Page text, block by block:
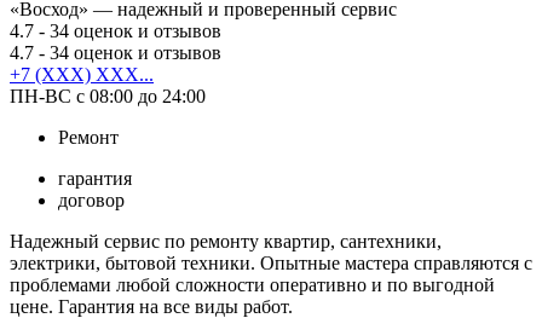
«Восход» — надежный и проверенный сервис
4.7 - 34 оценок и отзывов
4.7 - 34 оценок и отзывов
+7 (XXX) XXX...
ПН-ВС с 08:00 до 24:00
Ремонт
гарантия
договор
Надежный сервис по ремонту квартир, сантехники,
электрики, бытовой техники. Опытные мастера справляются с
проблемами любой сложности оперативно и по выгодной
цене. Гарантия на все виды работ.